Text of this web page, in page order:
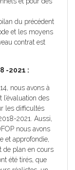
du précédent
et les moyens
contrat est
-2021 :
nous avons à
l’évaluation des
les difficultés
2021. Aussi,
nous avons
et approfondie,
de plan en cours
été tirés, que